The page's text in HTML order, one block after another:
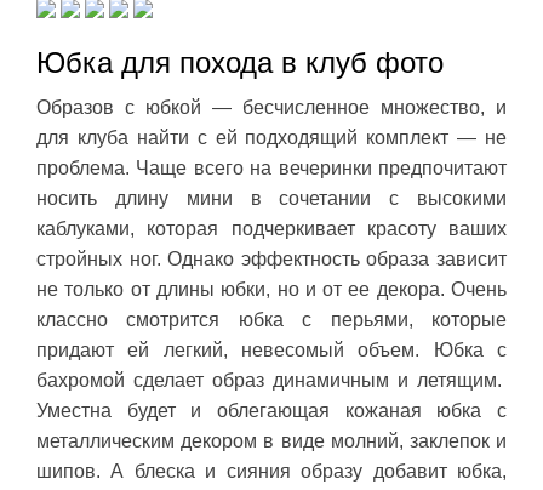
Юбка для похода в клуб фото
Образов с юбкой — бесчисленное множество, и
для клуба найти с ей подходящий комплект — не
проблема. Чаще всего на вечеринки предпочитают
носить длину мини в сочетании с высокими
каблуками, которая подчеркивает красоту ваших
стройных ног. Однако эффектность образа зависит
не только от длины юбки, но и от ее декора. Очень
классно смотрится юбка с перьями, которые
придают ей легкий, невесомый объем. Юбка с
бахромой сделает образ динамичным и летящим.
Уместна будет и облегающая кожаная юбка с
металлическим декором в виде молний, заклепок и
шипов. А блеска и сияния образу добавит юбка,